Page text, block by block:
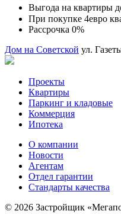
Выгода на квартиры
При покупке 4евро
Рассрочка 0%
Дом на Советской ул.
Проекты
Квартиры
Паркинг и кладовые
Коммерция
Ипотека
О компании
Новости
Агентам
Отдел гарантии
Стандарты качества
© 2026 Застройщик